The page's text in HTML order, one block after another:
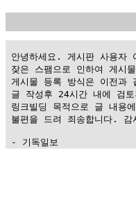
안녕하세요. 게시판 사용자
잦은 스팸으로 인하여 게시
게시물 등록 방식은 이전과
글 작성후 24시간 내에 검
링크빌딩 목적으로 글 내용
불편을 드려 죄송합니다. 감
- 기독일보